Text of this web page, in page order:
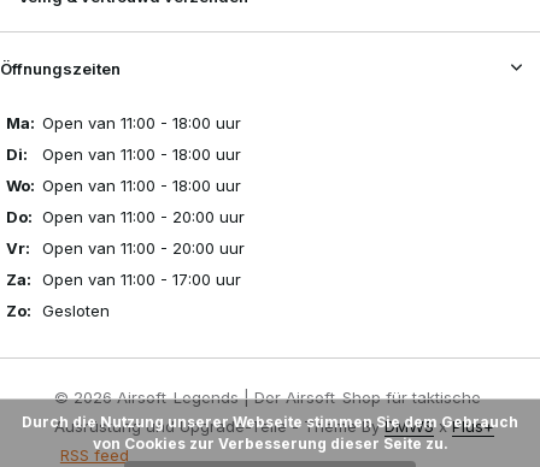
Öffnungszeiten
Ma: Open van 11:00 - 18:00 uur
Di:
Open van 11:00 - 18:00 uur
Wo: Open van 11:00 - 18:00 uur
Do: Open van 11:00 - 20:00 uur
Vr:
Open van 11:00 - 20:00 uur
Za:
Open van 11:00 - 17:00 uur
Zo:
Gesloten
© 2026 Airsoft-Legends | Der Airsoft-Shop für taktische
Ausrüstung und Upgrade-Teile - Theme ByDMWSxPlus+
RSS feed
Durch die Nutzung unserer Webseite stimmen Sie dem Gebrauch
von Cookies zur Verbesserung dieser Seite zu.